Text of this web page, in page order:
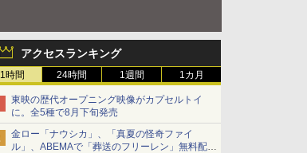
アクセスランキング
1時間 24時間 1週間 1カ月
東映の歴代オープニング映像がカプセルトイ
に。全5種で8月下旬発売
金ロー「ナウシカ」、「真夏の怪奇ファイ
ル」、ABEMAで「葬送のフリーレン」無料配信